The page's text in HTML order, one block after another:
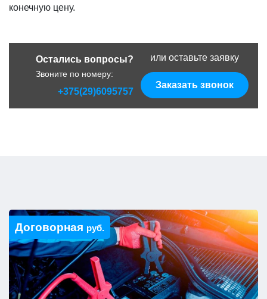
конечную цену.
Остались вопросы?
Звоните по номеру:
+375(29)6095757
или оставьте заявку
Заказать звонок
Договорная руб.